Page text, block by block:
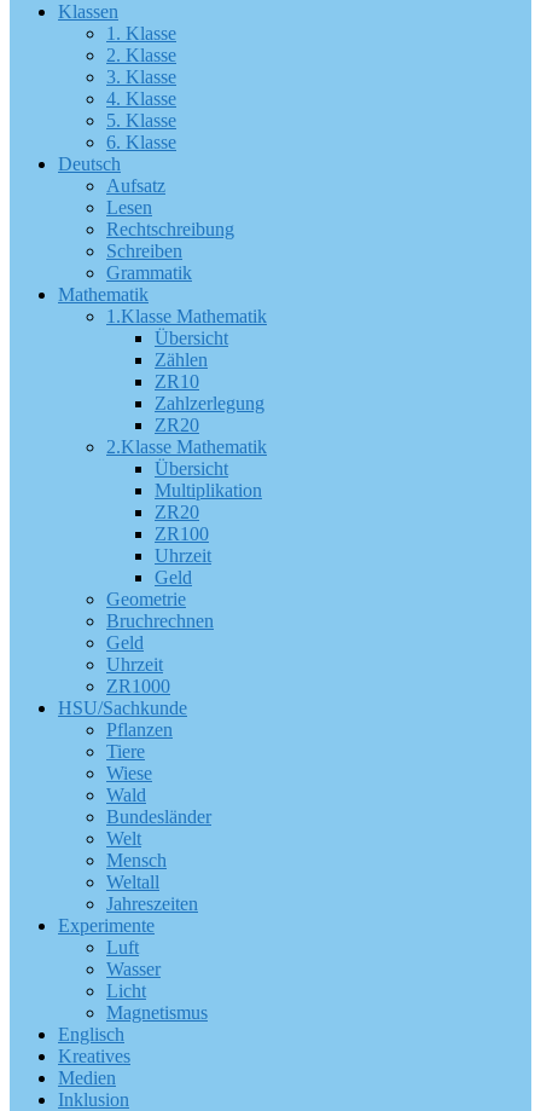
Klassen
1. Klasse
2. Klasse
3. Klasse
4. Klasse
5. Klasse
6. Klasse
Deutsch
Aufsatz
Lesen
Rechtschreibung
Schreiben
Grammatik
Mathematik
1.Klasse Mathematik
Übersicht
Zählen
ZR10
Zahlzerlegung
ZR20
2.Klasse Mathematik
Übersicht
Multiplikation
ZR20
ZR100
Uhrzeit
Geld
Geometrie
Bruchrechnen
Geld
Uhrzeit
ZR1000
HSU/Sachkunde
Pflanzen
Tiere
Wiese
Wald
Bundesländer
Welt
Mensch
Weltall
Jahreszeiten
Experimente
Luft
Wasser
Licht
Magnetismus
Englisch
Kreatives
Medien
Inklusion